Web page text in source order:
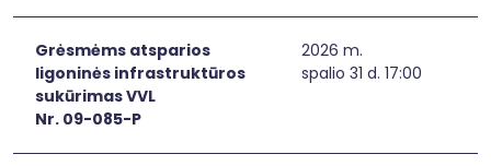
Grėsmėms atsparios
ligoninės infrastruktūros
sukūrimas VVL
Nr. 09-085-P
2026 m.
spalio 31 d. 17:00